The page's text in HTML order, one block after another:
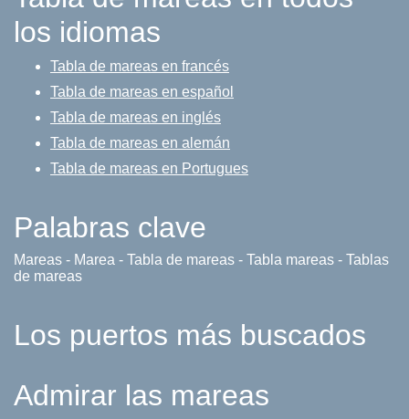
los idiomas
Tabla de mareas en francés
Tabla de mareas en español
Tabla de mareas en inglés
Tabla de mareas en alemán
Tabla de mareas en Portugues
Palabras clave
Mareas - Marea - Tabla de mareas - Tabla mareas - Tablas
de mareas
Los puertos más buscados
Admirar las mareas